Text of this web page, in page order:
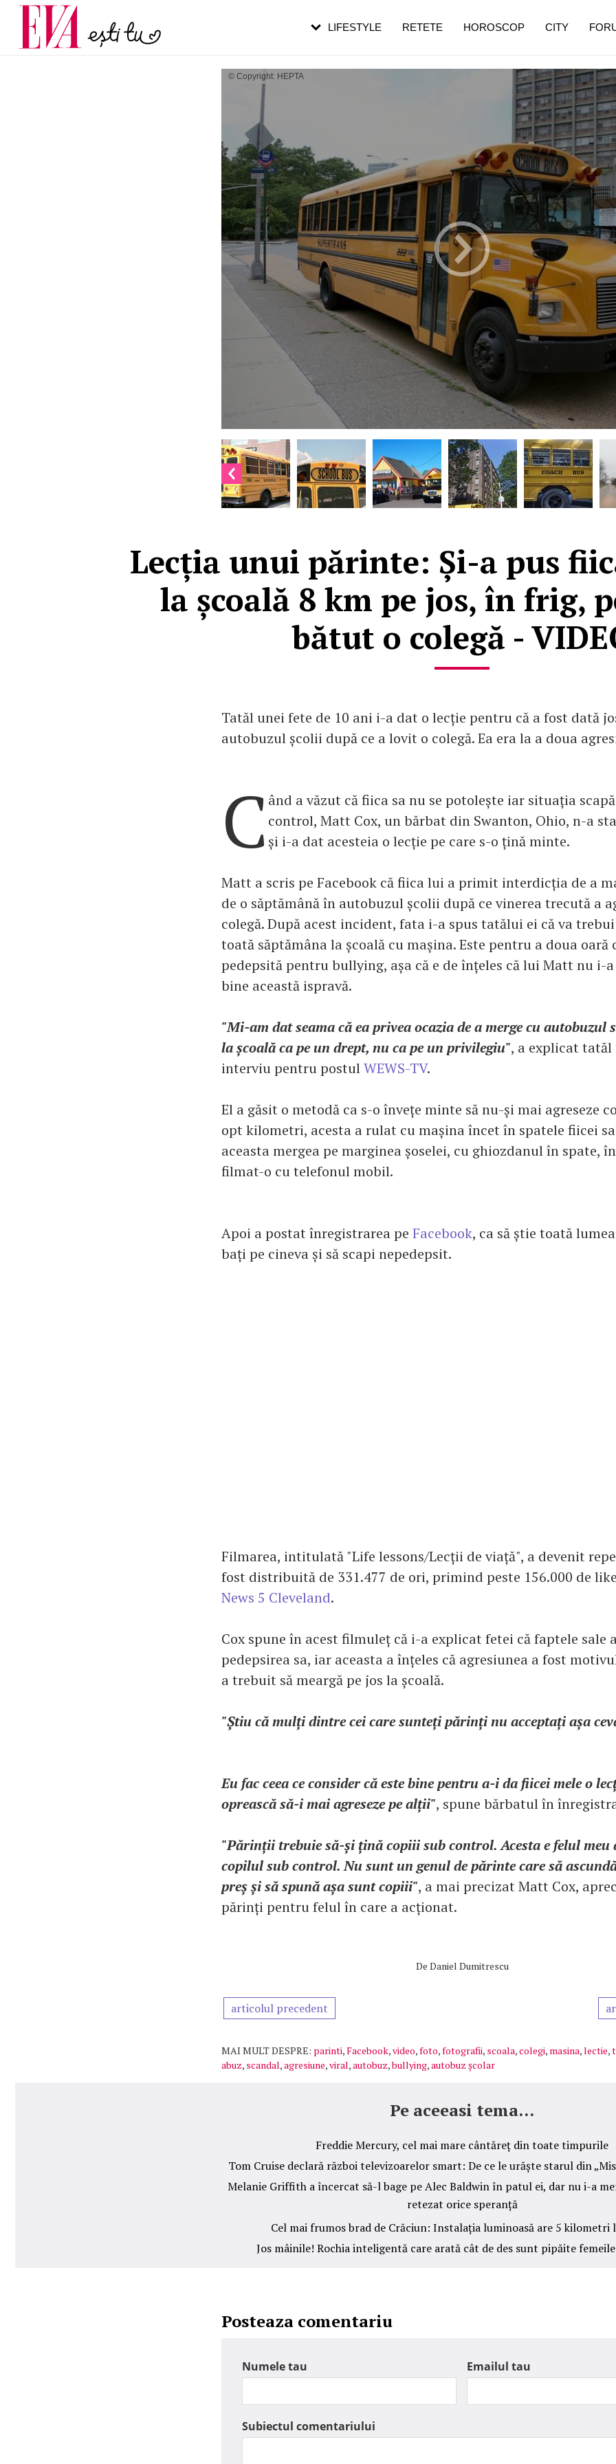
© Copyright: HEPTA
Lecția unui părinte: Și-a pus
la școală 8 km pe jos, în frig,
bătut o colegă -
Tatăl unei fete de 10 ani i-a dat o lecție pentru că a fost dată
autobuzul școlii după ce a lovit o colegă. Ea era la a doua
C ând a văzut că fiica sa nu se potolește iar situația
control, Matt Cox, un bărbat din Swanton, Ohio, n-a
și i-a dat acesteia o lecție pe care s-o țină minte.
Matt a scris pe Facebook că fiica lui a primit interdicția de a
de o săptămână în autobuzul școlii după ce vinerea trecută a
colegă. După acest incident, fata i-a spus tatălui ei că va
toată săptămâna la școală cu mașina. Este pentru a doua oară
pedepsită pentru bullying, așa că e de înțeles că lui Matt nu i-
bine această ispravă.
"Mi-am dat seama că ea privea ocazia de a merge cu autobuzul
la școală ca pe un drept, nu ca pe un privilegiu", a explicat
interviu pentru postulWEWS-TV.
El a găsit o metodă ca s-o învețe minte să nu-și mai agreseze
opt kilometri, acesta a rulat cu mașina încet în spatele fiicei
aceasta mergea pe marginea șoselei, cu ghiozdanul în spate,
filmat-o cu telefonul mobil.
Apoi a postat înregistrarea pe Facebook, ca să știe toată
bați pe cineva și să scapi nepedepsit.
Filmarea, intitulată "Life lessons/Lecții de viață", a devenit
fost distribuită de 331.477 de ori, primind peste 156.000 de
News 5 Cleveland.
Cox spune în acest filmuleț că i-a explicat fetei că faptele sale
pedepsirea sa, iar aceasta a înțeles că agresiunea a fost
a trebuit să meargă pe jos la școală.
"Știu că mulți dintre cei care sunteți părinți nu acceptați așa
Eu fac ceea ce consider că este bine pentru a-i da fiicei mele o
oprească să-i mai agreseze pe alții", spune bărbatul în
"Părinții trebuie să-și țină copiii sub control. Acesta e felul meu
copilul sub control. Nu sunt un genul de părinte care să
preș și să spună așa sunt copiii", a mai precizat Matt Cox,
părinți pentru felul în care a acționat.
De Daniel Dumitrescu
articolul precedent
MAI MULT DESPRE: parinti,Facebook,video,foto,fotografii, scoala,colegi, masina,lectie,
abuz, scandal,agresiune,viral,autobuz,bullying,autobuz școlar
Pe aceeasi tema...
Freddie Mercury, cel mai mare cântăreț din toate timpurile
Tom Cruise declară război televizoarelor smart: De ce le urăște starul din
Melanie Griffith a încercat să-l bage pe Alec Baldwin în patul ei, dar nu i-a
retezat orice speranță
Cel mai frumos brad de Crăciun: Instalația luminoasă are 5 kilometri
Jos mâinile! Rochia inteligentă care arată cât de des sunt pipăite
Posteaza comentariu
Numele tau Emailul tau
Subiectul comentariului
LIFESTYLE RETETE HOROSCOP CITY
Carieră
Actualitate
pe măsură ce înaintezi în vârstă
de dureroasă este investigația